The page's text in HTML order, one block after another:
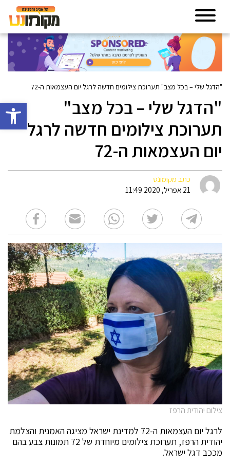
פתח
"הדגל שלי – בכל מצב" תערוכת צילומים חדשה לרגל יום העצמאות ה-72
"הדגל שלי – בכל מצב"
תערוכת צילומים חדשה לרגל
יום העצמאות ה-72
כתב מקומונט
21 אפריל, 2020 11:49
צילום יהודית הרפז
לרגל יום העצמאות ה-72 למדינת ישראל מציגה האמנית והצלמת
יהודית הרפז, תערוכת צילומים מיוחדת של 72 תמונות צבע בהם
מככב דגל ישראל.